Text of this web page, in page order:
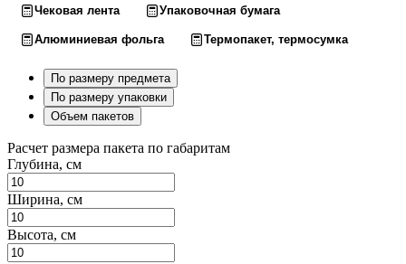
Чековая лента Упаковочная бумага
Алюминиевая фольга Термопакет, термосумка
По размеру предмета
По размеру упаковки
Объем пакетов
Расчет размера пакета по габаритам
Глубина, см
Ширина, см
Высота, см